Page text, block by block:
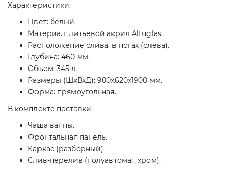
Характеристики:
Цвет: белый.
Материал: литьевой акрил Altuglas.
Расположение слива: в ногах (слева).
Глубина: 460 мм.
Объем: 345 л.
Размеры (ШхВхД): 900х620х1900 мм.
Форма: прямоугольная.
В комплекте поставки:
Чаша ванны.
Фронтальная панель.
Каркас (разборный).
Слив-перелив (полуавтомат, хром).